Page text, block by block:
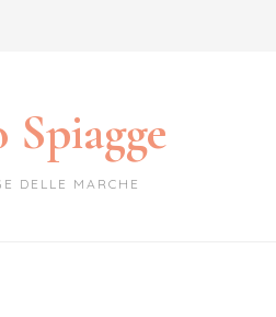
Spiagge
DELLE MARCHE